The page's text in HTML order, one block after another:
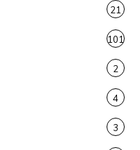
21
101
2
4
3